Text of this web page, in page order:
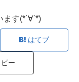
す(*´∀`*)
はてブ
ピー